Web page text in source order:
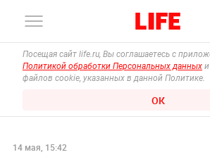
Посещая сайт life.ru, Вы соглашаетесь с
Политикой обработки Персональных данных
файлов cookie, указанных в данной Политике.
ОК
14 мая, 15:42